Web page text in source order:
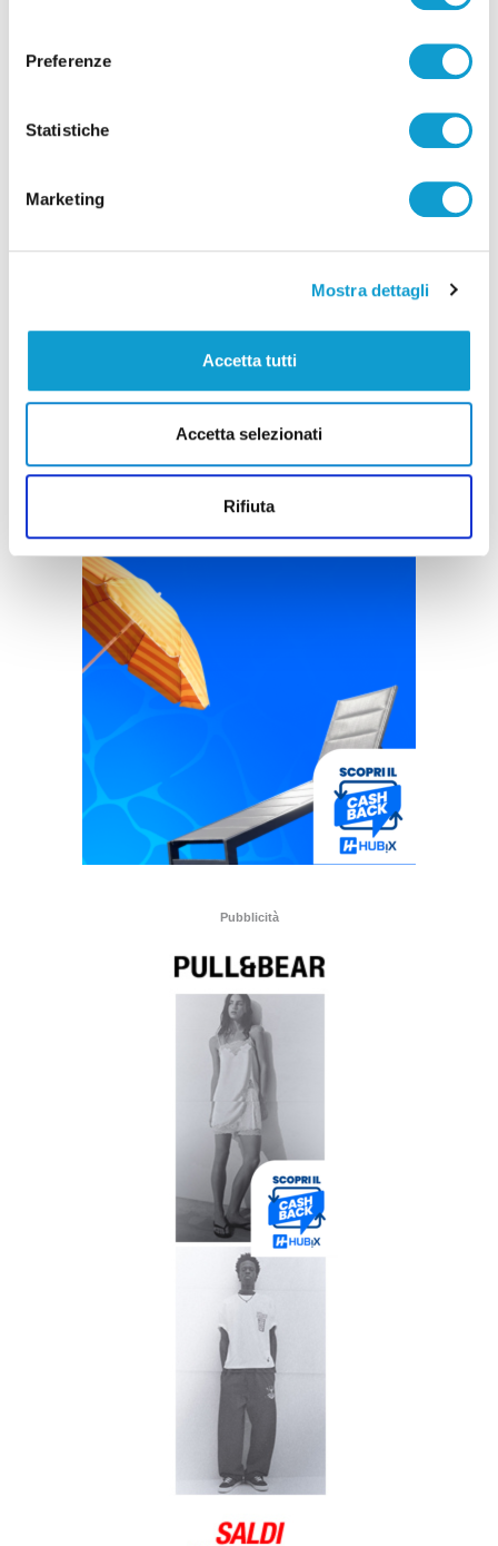
Preferenze
Statistiche
Marketing
Mostra dettagli
Accetta tutti
Accetta selezionati
Rifiuta
Pubblicità